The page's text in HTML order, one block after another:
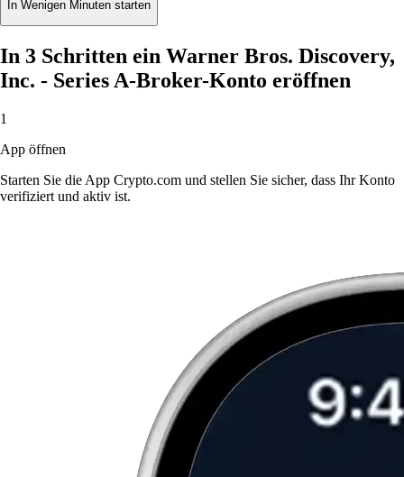
In Wenigen Minuten starten
In 3 Schritten ein Warner Bros. Discovery,
Inc. - Series A-Broker-Konto eröffnen
1
App öffnen
Starten Sie die App Crypto.com und stellen Sie sicher, dass Ihr Konto
verifiziert und aktiv ist.